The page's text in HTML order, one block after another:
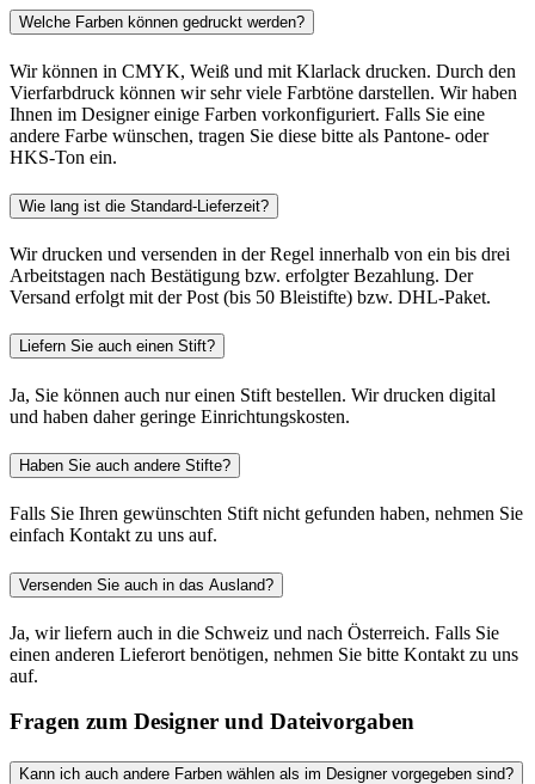
Welche Farben können gedruckt werden?
Wir können in CMYK, Weiß und mit Klarlack drucken. Durch den
Vierfarbdruck können wir sehr viele Farbtöne darstellen. Wir haben
Ihnen im Designer einige Farben vorkonfiguriert. Falls Sie eine
andere Farbe wünschen, tragen Sie diese bitte als Pantone- oder
HKS-Ton ein.
Wie lang ist die Standard-Lieferzeit?
Wir drucken und versenden in der Regel innerhalb von ein bis drei
Arbeitstagen nach Bestätigung bzw. erfolgter Bezahlung. Der
Versand erfolgt mit der Post (bis 50 Bleistifte) bzw. DHL-Paket.
Liefern Sie auch einen Stift?
Ja, Sie können auch nur einen Stift bestellen. Wir drucken digital
und haben daher geringe Einrichtungskosten.
Haben Sie auch andere Stifte?
Falls Sie Ihren gewünschten Stift nicht gefunden haben, nehmen Sie
einfach Kontakt zu uns auf.
Versenden Sie auch in das Ausland?
Ja, wir liefern auch in die Schweiz und nach Österreich. Falls Sie
einen anderen Lieferort benötigen, nehmen Sie bitte Kontakt zu uns
auf.
Fragen zum Designer und Dateivorgaben
Kann ich auch andere Farben wählen als im Designer vorgegeben sind?